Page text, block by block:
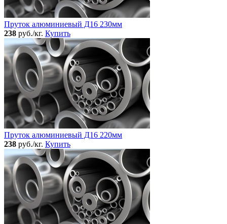
Пруток алюминиевый Д16 230мм
238 руб./кг. Купить
Пруток алюминиевый Д16 220мм
238 руб./кг. Купить